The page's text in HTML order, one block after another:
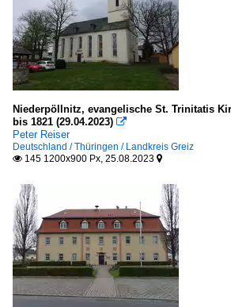
Niederpöllnitz, evangelische St. Trinitatis
bis 1821 (29.04.2023) 
Peter Reiser
Deutschland / Thüringen / Landkreis Greiz
 145 1200x900 Px, 25.08.2023 